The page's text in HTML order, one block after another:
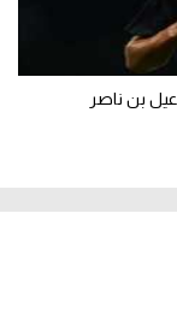
بن ناصر